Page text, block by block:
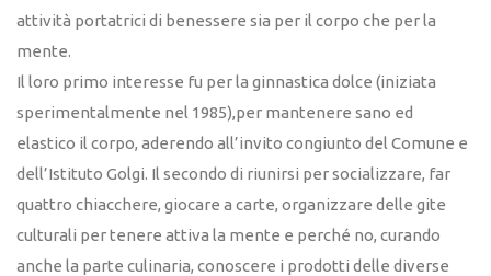
attività portatrici di benessere sia per il corpo che per la
mente.
Il loro primo interesse fu per la ginnastica dolce (iniziata
sperimentalmente nel 1985),per mantenere sano ed
elastico il corpo, aderendo all’invito congiunto del Comune e
dell’Istituto Golgi. Il secondo di riunirsi per socializzare, far
quattro chiacchere, giocare a carte, organizzare delle gite
culturali per tenere attiva la mente e perché no, curando
anche la parte culinaria, conoscere i prodotti delle diverse